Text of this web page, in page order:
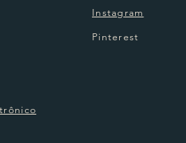
Instagram
Pinterest